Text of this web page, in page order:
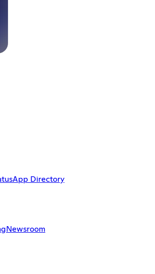
App Directory
Newsroom